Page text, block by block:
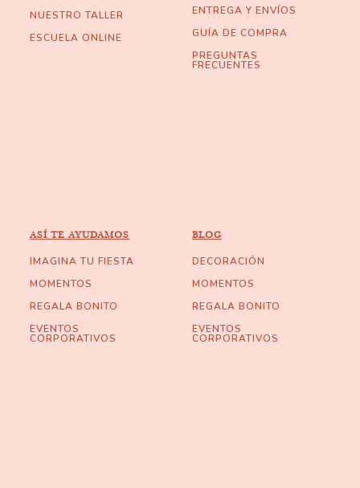
NUESTRO TALLER
ESCUELA ONLINE
ENTREGA Y ENVÍOS
GUÍA DE COMPRA
PREGUNTAS
FRECUENTES
ASÍ TE AYUDAMOS
IMAGINA TU FIESTA
MOMENTOS
REGALA BONITO
EVENTOS
CORPORATIVOS
BLOG
DECORACIÓN
MOMENTOS
REGALA BONITO
EVENTOS
CORPORATIVOS